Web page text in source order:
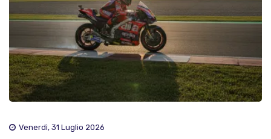
Venerdì, 31 Luglio 2026